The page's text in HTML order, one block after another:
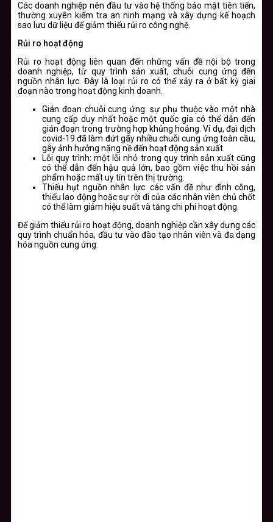
Các doanh nghiệp nên đầu tư vào hệ thống bảo mật tiên tiến,
thường xuyên kiểm tra an ninh mạng và xây dựng kế hoạch
sao lưu dữ liệu để giảm thiểu rủi ro công nghệ.
Rủi ro hoạt động
Rủi ro hoạt động liên quan đến những vấn đề nội bộ trong
doanh nghiệp, từ quy trình sản xuất, chuỗi cung ứng đến
nguồn nhân lực. Đây là loại rủi ro có thể xảy ra ở bất kỳ giai
đoạn nào trong hoạt động kinh doanh.
Gián đoạn chuỗi cung ứng: sự phụ thuộc vào một nhà
cung cấp duy nhất hoặc một quốc gia có thể dẫn đến
gián đoạn trong trường hợp khủng hoảng. Ví dụ, đại dịch
covid-19 đã làm đứt gãy nhiều chuỗi cung ứng toàn cầu,
gây ảnh hưởng nặng nề đến hoạt động sản xuất.
Lỗi quy trình: một lỗi nhỏ trong quy trình sản xuất cũng
có thể dẫn đến hậu quả lớn, bao gồm việc thu hồi sản
phẩm hoặc mất uy tín trên thị trường.
Thiếu hụt nguồn nhân lực: các vấn đề như đình công,
thiếu lao động hoặc sự rời đi của các nhân viên chủ chốt
có thể làm giảm hiệu suất và tăng chi phí hoạt động.
Để giảm thiểu rủi ro hoạt động, doanh nghiệp cần xây dựng các
quy trình chuẩn hóa, đầu tư vào đào tạo nhân viên và đa dạng
hóa nguồn cung ứng.